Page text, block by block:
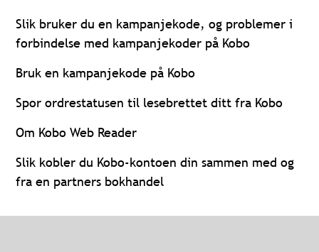
Slik bruker du en kampanjekode, og problemer i
forbindelse med kampanjekoder på Kobo
Bruk en kampanjekode på Kobo
Spor ordrestatusen til lesebrettet ditt fra Kobo
Om Kobo Web Reader
Slik kobler du Kobo-kontoen din sammen med og
fra en partners bokhandel